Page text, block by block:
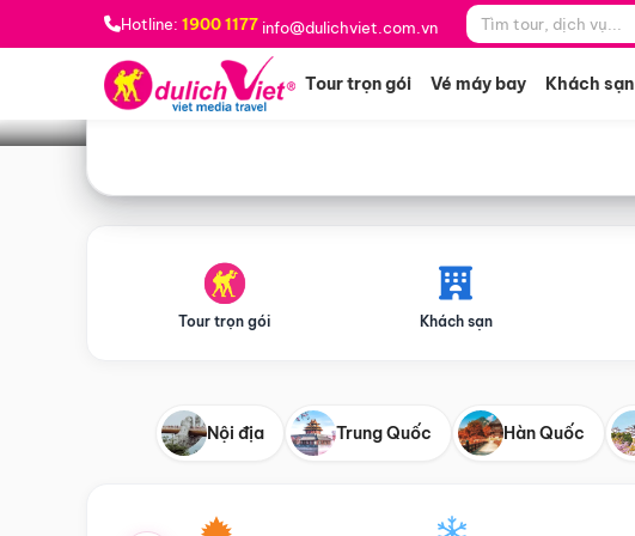
Hotline: 1900 1177 info@dulichviet.com.vn
Tour trọn gói Vé máy bay Khách sạn
Bạn muốn đi đâu? *
Tour trọn gói Khách sạn
Nội địa Trung Quốc Hàn Quốc